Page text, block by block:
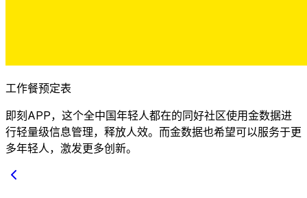
工作餐预定表
即刻APP，这个全中国年轻人都在的同好社区使用金数据进
行轻量级信息管理，释放人效。而金数据也希望可以服务于更
多年轻人，激发更多创新。